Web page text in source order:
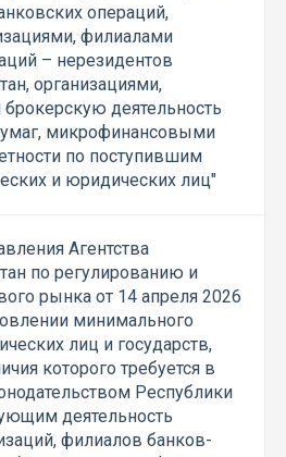
операций,
филиалами
– нерезидентов
организациями,
деятельность
микрофинансовыми
по поступившим
и юридических лиц"
Агентства
по регулированию и
рынка от 14 апреля 2026
минимального
лиц и государств,
которого требуется в
Республики
деятельность
филиалов банков-